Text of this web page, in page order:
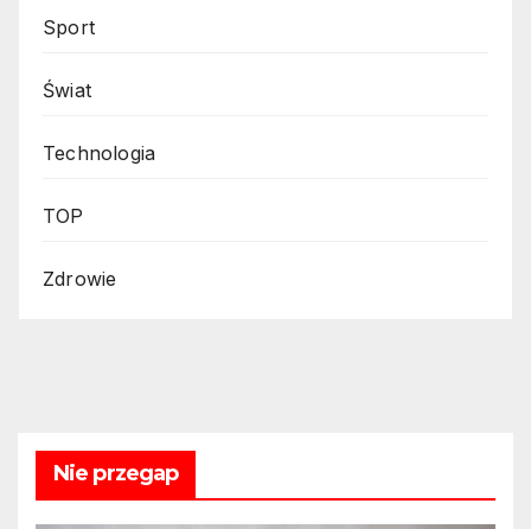
Sport
Świat
Technologia
TOP
Zdrowie
Nie przegap